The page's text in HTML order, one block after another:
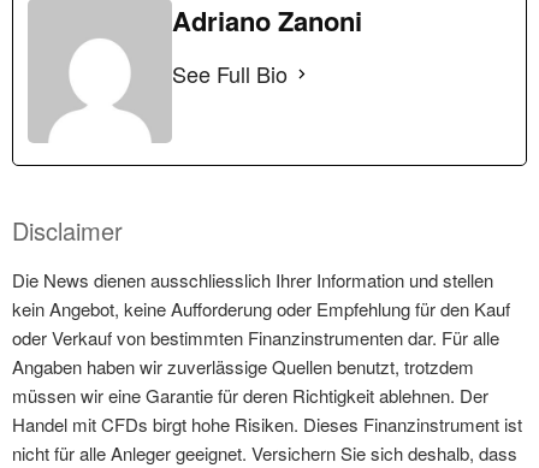
Adriano Zanoni
See Full Bio
Disclaimer
Die News dienen ausschliesslich Ihrer Information und stellen
kein Angebot, keine Aufforderung oder Empfehlung für den Kauf
oder Verkauf von bestimmten Finanzinstrumenten dar. Für alle
Angaben haben wir zuverlässige Quellen benutzt, trotzdem
müssen wir eine Garantie für deren Richtigkeit ablehnen. Der
Handel mit CFDs birgt hohe Risiken. Dieses Finanzinstrument ist
nicht für alle Anleger geeignet. Versichern Sie sich deshalb, dass